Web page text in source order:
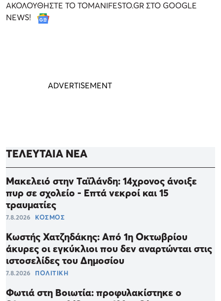
ΑΚΟΛΟΥΘΗΣΤΕ ΤΟ TOMANIFESTO.GR ΣΤΟ GOOGLE
NEWS!
ΤΕΛΕΥΤΑΙΑ ΝΕΑ
Μακελειό στην Ταϊλάνδη: 14χρονος άνοιξε
πυρ σε σχολείο - Επτά νεκροί και 15
τραυματίες
7.8.2026 ΚΟΣΜΟΣ
Κωστής Χατζηδάκης: Από 1η Οκτωβρίου
άκυρες οι εγκύκλιοι που δεν αναρτώνται στις
ιστοσελίδες του Δημοσίου
7.8.2026 ΠΟΛΙΤΙΚΗ
Φωτιά στη Βοιωτία: προφυλακίστηκε ο